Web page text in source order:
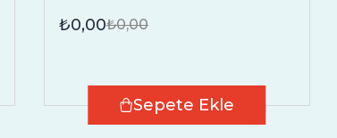
₺0,00₺0,00
Sepete Ekle